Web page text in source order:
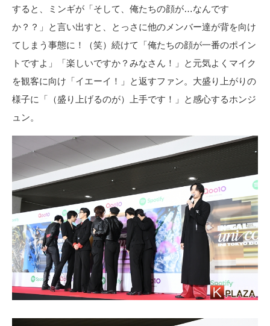
すると、ミンギが「そして、俺たちの顔が…なんです
か？？」と言い出すと、とっさに他のメンバー達が背を向け
てしまう事態に！（笑）続けて「俺たちの顔が一番のポイン
トですよ」「楽しいですか？みなさん！」と元気よくマイク
を観客に向け「イエーイ！」と返すファン。大盛り上がりの
様子に「（盛り上げるのが）上手です！」と感心するホンジ
ュン。